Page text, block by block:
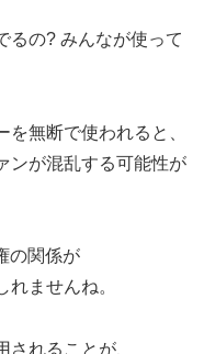
るの? みんなが使って
無断で使われると、
ンが混乱する可能性が
の関係が
ませんね。
れることが、